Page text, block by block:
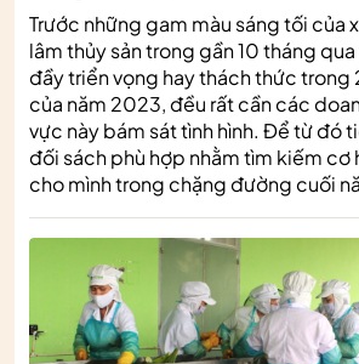
Trước những gam màu sáng tối của
lâm thủy sản trong gần 10 tháng
đầy triển vọng hay thách thức trong
của năm 2023, đều rất cần các
vực này bám sát tình hình. Để từ đó
đối sách phù hợp nhằm tìm kiếm cơ
cho mình trong chặng đường cuối